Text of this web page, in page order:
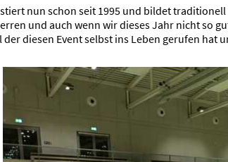
nun schon seit 1995 und bildet
und auch wenn wir dieses Jahr nicht so
der diesen Event selbst ins Leben gerufen